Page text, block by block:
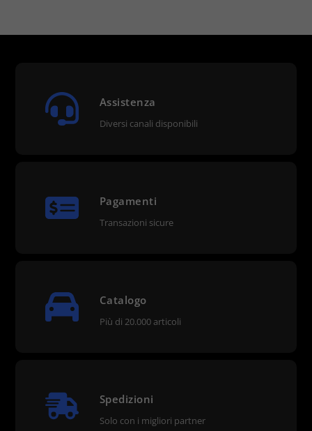
Assistenza
Diversi canali disponibili
Pagamenti
Transazioni sicure
Catalogo
Più di 20.000 articoli
Spedizioni
Solo con i migliori partner